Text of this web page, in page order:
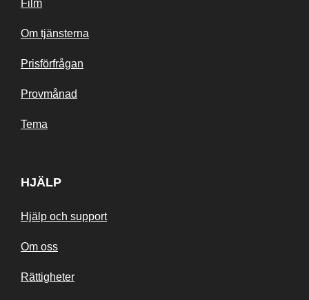
Film
Om tjänsterna
Prisförfrågan
Provmånad
Tema
HJÄLP
Hjälp och support
Om oss
Rättigheter